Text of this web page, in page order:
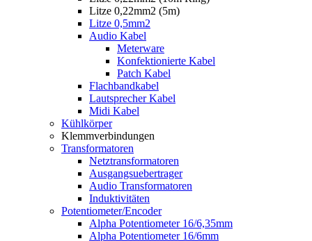
Litze 0,22mm2 (5m)
Litze 0,5mm2
Audio Kabel
Meterware
Konfektionierte Kabel
Patch Kabel
Flachbandkabel
Lautsprecher Kabel
Midi Kabel
Kühlkörper
Klemmverbindungen
Transformatoren
Netztransformatoren
Ausgangsuebertrager
Audio Transformatoren
Induktivitäten
Potentiometer/Encoder
Alpha Potentiometer 16/6,35mm
Alpha Potentiometer 16/6mm